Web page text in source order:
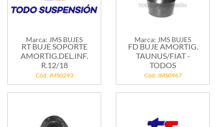
Marca: JMS BUJES
RT BUJE SOPORTE
AMORTIG.DEL.INF.
R.12/18
Cód: JMS0293
Marca: JMS BUJES
FD BUJE AMORTIG.
TAUNUS/FIAT -
TODOS
Cód: JMS0967